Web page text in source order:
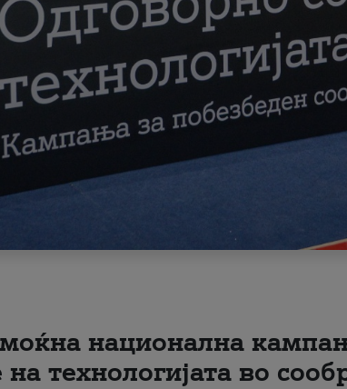
национална
технологијата во